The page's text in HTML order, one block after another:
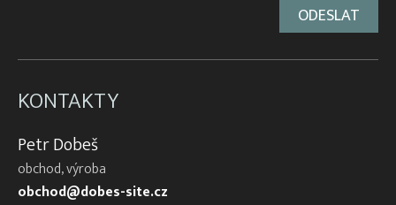
KONTAKTY
Petr Dobeš
obchod, výroba
obchod@dobes-site.cz